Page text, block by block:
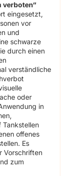
verboten“
eingesetzt,
vor
und
schwarze
durch einen
verständliche
oder
in
Tankstellen
offenes
Es
Vorschriften
zum